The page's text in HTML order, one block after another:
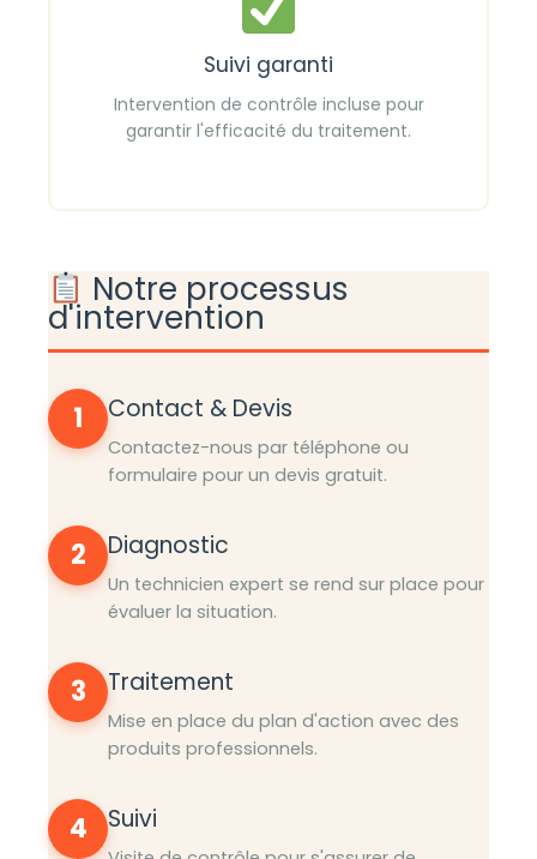
Suivi garanti
Intervention de contrôle incluse pour
garantir l'efficacité du traitement.
Notre processus
d'intervention
1 Contact & Devis
Contactez-nous par téléphone ou
formulaire pour un devis gratuit.
2 Diagnostic
Un technicien expert se rend sur place pour
évaluer la situation.
3 Traitement
Mise en place du plan d'action avec des
produits professionnels.
4 Suivi